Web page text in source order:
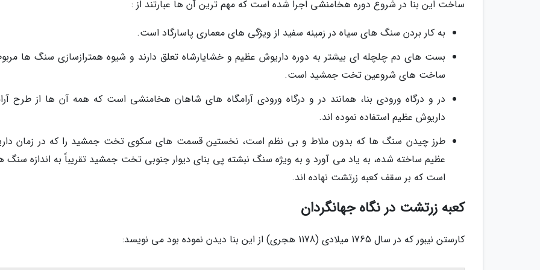
ساخت این بنا در شروع دوره هخامنشی اجرا شده است که مهم ترین آن ها عبارتند از :
به کار بردن سنگ های سیاه در زمینه سفید از ویژگی های معماری پاسارگاد است.
بست های دم چلچله ای بیشتر به دوره داریوش عظیم و خشایارشاه تعلق دارند و شیوه همترازسازی سنگ ها
ساخت های شروعین تخت جمشید است.
در و درگاه ورودی بنا، همانند در و درگاه ورودی آرامگاه های شاهان هخامنشی است که همه آن ها از طرح
داریوش عظیم استفاده نموده اند.
طرز چیدن سنگ ها که بدون ملاط و بی نظم است، نخستین قسمت های سکوی تخت جمشید را که در زمان
عظیم ساخته شده، به یاد می آورد و به ویژه سنگ نبشته پی بنای دیوار جنوبی تخت جمشید تقریباً به اندازه سنگ
است که بر سقف کعبه زرتشت نهاده اند.
کعبه زرتشت در نگاه جهانگردان
کارستن نیبور که در سال 1765 میلادی (1178 هجری) از این بنا دیدن نموده بود می نویسد: